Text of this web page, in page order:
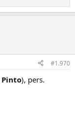
#1.970
Pinto), pers.